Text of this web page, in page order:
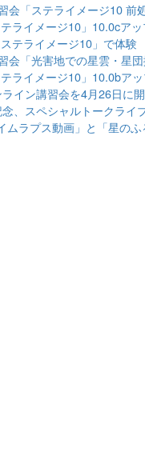
会「ステライメージ10 前
ライメージ10」10.0cア
テライメージ10」で体験
会「光害地での星雲・星
ライメージ10」10.0bア
イン講習会を4月26日に
、スペシャルトークライ
ラプス動画」と「星のふ